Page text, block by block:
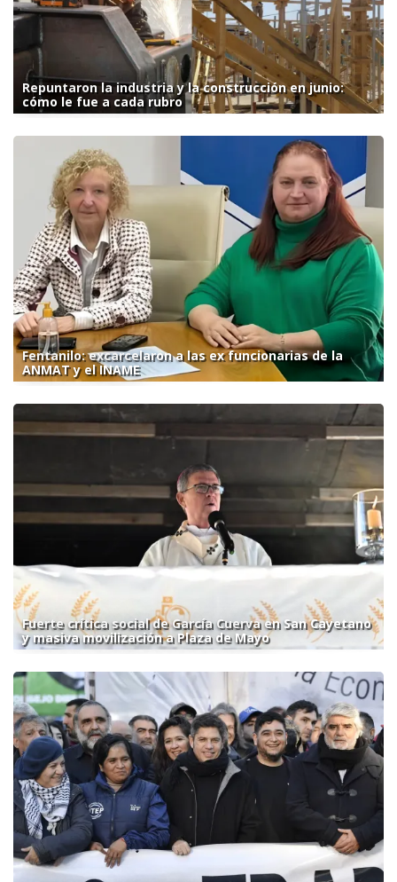
Repuntaron la industria y la construcción en junio:
cómo le fue a cada rubro
Fentanilo: excarcelaron a las ex funcionarias de la
ANMAT y el INAME
Fuerte crítica social de García Cuerva en San Cayetano
y masiva movilización a Plaza de Mayo